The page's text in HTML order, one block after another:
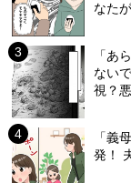
なた
「あ
ない
視？
「義
発！